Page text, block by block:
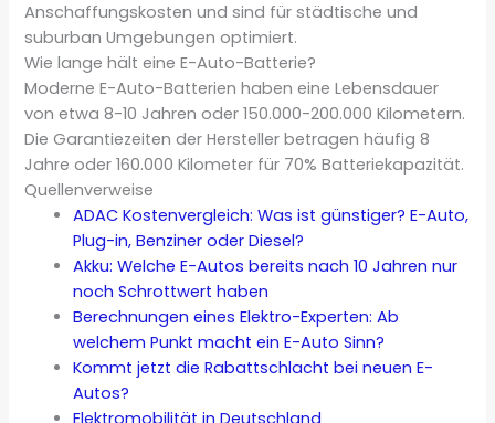
Anschaffungskosten und sind für städtische und
suburban Umgebungen optimiert.
Wie lange hält eine E-Auto-Batterie?
Moderne E-Auto-Batterien haben eine Lebensdauer
von etwa 8-10 Jahren oder 150.000-200.000 Kilometern.
Die Garantiezeiten der Hersteller betragen häufig 8
Jahre oder 160.000 Kilometer für 70% Batteriekapazität.
Quellenverweise
ADAC Kostenvergleich: Was ist günstiger? E-Auto,
Plug-in, Benziner oder Diesel?
Akku: Welche E-Autos bereits nach 10 Jahren nur
noch Schrottwert haben
Berechnungen eines Elektro-Experten: Ab
welchem Punkt macht ein E-Auto Sinn?
Kommt jetzt die Rabattschlacht bei neuen E-
Autos?